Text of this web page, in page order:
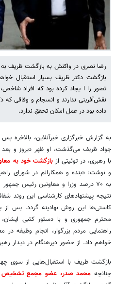
رضا نصری در واکنش به بازگشت ظریف
بازگشت دکتر ظریف بسیار استقبال
تصور را ا یجاد کرده بود که افراد
نقش‌آفرینی ندارند و انسجام و وفاقی که
داده بود در عمل امکان تحقق ندارد.
به گزارش خبرگزاری خبرآنلاین،
جواد ظریف می‌گذشت، او ظهر دیروز و
با رهبری، در توئیتی از بازگشت خود به
و نوشت: «بنده و همکارانم در شورای
به ۷۰ درصد وزرا و معاونین رئیس
نتیجه پیشنهادهای کارشناسی این روند
کاستی‌ها این روش نهادینه گردد. ‏پس از
محترم جمهوری و با دستور کتبی
راهنمایی مردم بزرگوار، انجام وظیفه
خواهم داد. ‏از حضور دیرهنگام در دیدار
بازگشت ظریف با استقبال‌هایی از سوی
چنانچه محمد صدر، عضو مجمع تشخیص